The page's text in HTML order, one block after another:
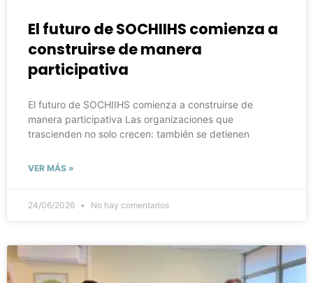
El futuro de SOCHIIHS comienza a
construirse de manera
participativa
El futuro de SOCHIIHS comienza a construirse de
manera participativa Las organizaciones que
trascienden no solo crecen: también se detienen
VER MÁS »
24/06/2026 No hay comentarios